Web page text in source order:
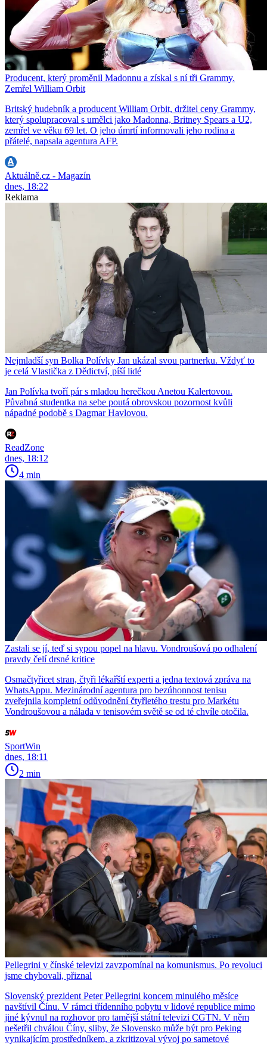
Producent, který proměnil Madonnu a získal s ní tři Grammy.
Zemřel William Orbit
Britský hudebník a producent William Orbit, držitel ceny Grammy,
který spolupracoval s umělci jako Madonna, Britney Spears a U2,
zemřel ve věku 69 let. O jeho úmrtí informovali jeho rodina a
přátelé, napsala agentura AFP.
Aktuálně.cz - Magazín
dnes, 18:22
Reklama
Nejmladší syn Bolka Polívky Jan ukázal svou partnerku. Vždyť to
je celá Vlastička z Dědictví, píší lidé
Jan Polívka tvoří pár s mladou herečkou Anetou Kalertovou.
Půvabná studentka na sebe poutá obrovskou pozornost kvůli
nápadné podobě s Dagmar Havlovou.
ReadZone
dnes, 18:12
4 min
Zastali se jí, teď si sypou popel na hlavu. Vondroušová po odhalení
pravdy čelí drsné kritice
Osmačtyřicet stran, čtyři lékařští experti a jedna textová zpráva na
WhatsAppu. Mezinárodní agentura pro bezúhonnost tenisu
zveřejnila kompletní odůvodnění čtyřletého trestu pro Markétu
Vondroušovou a nálada v tenisovém světě se od té chvíle otočila.
SportWin
dnes, 18:11
2 min
Pellegrini v čínské televizi zavzpomínal na komunismus. Po revoluci
jsme chybovali, přiznal
Slovenský prezident Peter Pellegrini koncem minulého měsíce
navštívil Čínu. V rámci třídenního pobytu v lidové republice mimo
jiné kývnul na rozhovor pro tamější státní televizi CGTN. V něm
nešetřil chválou Číny, sliby, že Slovensko může být pro Peking
vynikajícím prostředníkem, a zkritizoval vývoj po sametové